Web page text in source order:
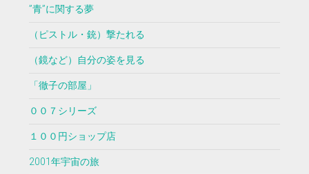
”青”に関する夢
（ピストル・銃）撃たれる
（鏡など）自分の姿を見る
「徹子の部屋」
００７シリーズ
１００円ショップ店
2001年宇宙の旅